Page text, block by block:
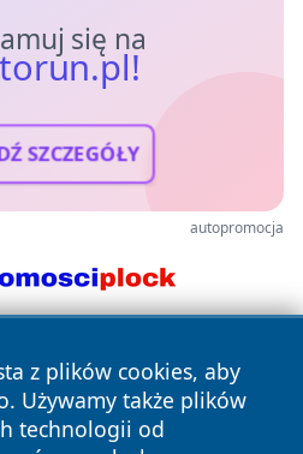
się na
SZCZEGÓŁY
autopromocja
z plików cookies, aby
Używamy także plików
technologii od